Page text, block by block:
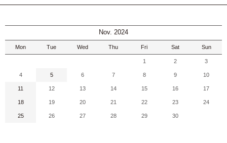
Nov. 2024
Mon Tue Wed Thu Fri Sat Sun
1 2 3
4 5 6 7 8 9 10
11 12 13 14 15 16 17
18 19 20 21 22 23 24
25 26 27 28 29 30